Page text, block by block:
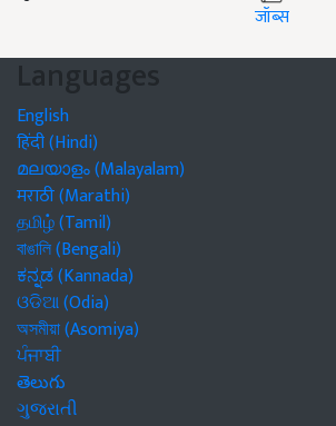
जॉब्स
Languages
English
हिंदी (Hindi)
മലയാളം (Malayalam)
मराठी (Marathi)
தமிழ் (Tamil)
বাঙালি (Bengali)
ಕನ್ನಡ (Kannada)
ଓଡିଆ (Odia)
অসমীয়া (Asomiya)
ਪੰਜਾਬੀ
తెలుగు
ગુજરાતી